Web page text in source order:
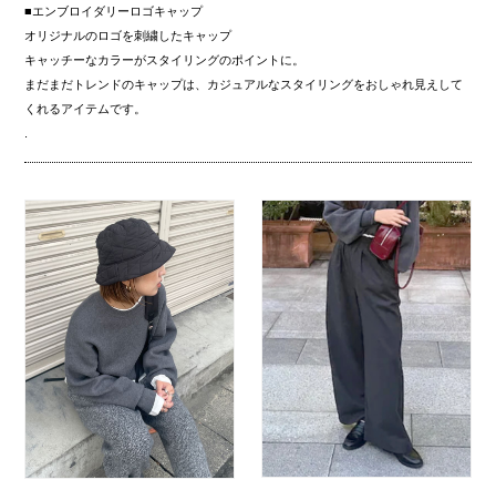
■エンブロイダリーロゴキャップ
オリジナルのロゴを刺繍したキャップ
キャッチーなカラーがスタイリングのポイントに。
まだまだトレンドのキャップは、カジュアルなスタイリングをおしゃれ見えして
くれるアイテムです。